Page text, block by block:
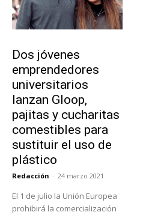
Dos jóvenes
emprendedores
universitarios
lanzan Gloop,
pajitas y cucharitas
comestibles para
sustituir el uso de
plástico
Redacción - 24 marzo 2021
El 1 de julio la Unión Europea
prohibirá la comercialización